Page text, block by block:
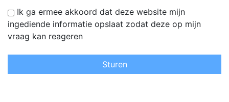
Ik ga ermee akkoord dat deze website mijn
ingediende informatie opslaat zodat deze op mijn
vraag kan reageren
Sturen